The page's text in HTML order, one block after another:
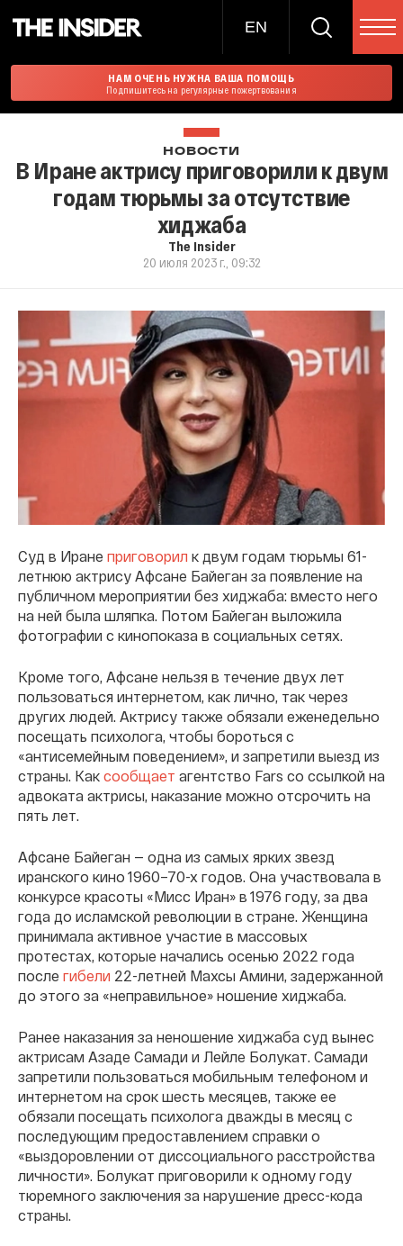
EN
НАМ ОЧЕНЬ НУЖНА ВАША ПОМОЩЬ
Подпишитесь на регулярные пожертвования
НОВОСТИ
В Иране актрису приговорили к двум
годам тюрьмы за отсутствие
хиджаба
The Insider
20 июля 2023 г., 09:32
Суд в Иране приговорил к двум годам тюрьмы 61-
летнюю актрису Афсане Байеган за появление на
публичном мероприятии без хиджаба: вместо него
на ней была шляпка. Потом Байеган выложила
фотографии с кинопоказа в социальных сетях.
Кроме того, Афсане нельзя в течение двух лет
пользоваться интернетом, как лично, так через
других людей. Актрису также обязали еженедельно
посещать психолога, чтобы бороться с
«антисемейным поведением», и запретили выезд из
страны. Как сообщает агентство Fars со ссылкой на
адвоката актрисы, наказание можно отсрочить на
пять лет.
Афсане Байеган — одна из самых ярких звезд
иранского кино 1960–70-х годов. Она участвовала в
конкурсе красоты «Мисс Иран» в 1976 году, за два
года до исламской революции в стране. Женщина
принимала активное участие в массовых
протестах, которые начались осенью 2022 года
после гибели 22-летней Махсы Амини, задержанной
до этого за «неправильное» ношение хиджаба.
Ранее наказания за неношение хиджаба суд вынес
актрисам Азаде Самади и Лейле Болукат. Самади
запретили пользоваться мобильным телефоном и
интернетом на срок шесть месяцев, также ее
обязали посещать психолога дважды в месяц с
последующим предоставлением справки о
«выздоровлении от диссоциального расстройства
личности». Болукат приговорили к одному году
тюремного заключения за нарушение дресс-кода
страны.